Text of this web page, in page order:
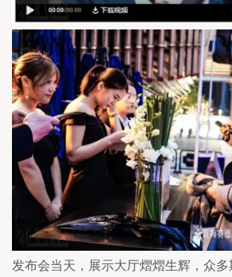
发布会当天，展示大厅熠熠生辉，众